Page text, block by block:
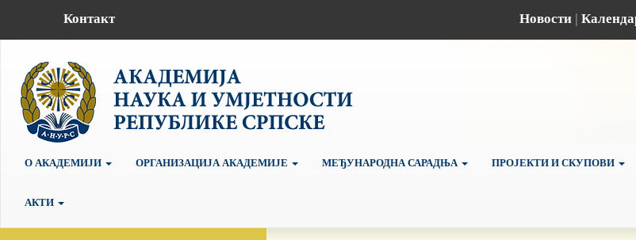
Контакт Новости |
О АКАДЕМИЈИ ОРГАНИЗАЦИЈА АКАДЕМИЈЕ МЕЂУНАРОДНА САРАДЊА ПРОЈЕКТИ И СКУПОВИ
АКТИ